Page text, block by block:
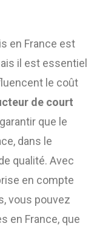
en France est
il est essentiel
le coût
de court
que le
dans le
qualité. Avec
en compte
vous pouvez
en France, que